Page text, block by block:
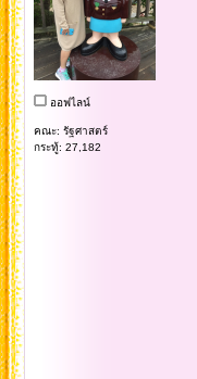
ออฟไลน์
คณะ: รัฐศาสตร์
กระทู้: 27,182